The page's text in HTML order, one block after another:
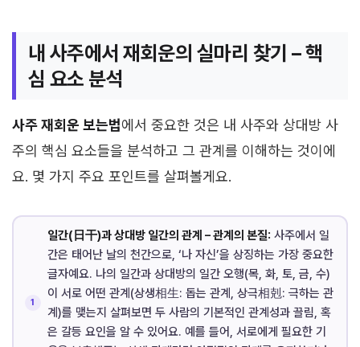
내 사주에서 재회운의 실마리 찾기 – 핵
심 요소 분석
사주 재회운 보는법에서 중요한 것은 내 사주와 상대방 사
주의 핵심 요소들을 분석하고 그 관계를 이해하는 것이에
요. 몇 가지 주요 포인트를 살펴볼게요.
일간(日干)과 상대방 일간의 관계 – 관계의 본질: 사주에서 일
간은 태어난 날의 천간으로, ‘나 자신’을 상징하는 가장 중요한
글자예요. 나의 일간과 상대방의 일간 오행(목, 화, 토, 금, 수)
이 서로 어떤 관계(상생相生: 돕는 관계, 상극相剋: 극하는 관
계)를 맺는지 살펴보면 두 사람의 기본적인 관계성과 끌림, 혹
은 갈등 요인을 알 수 있어요. 예를 들어, 서로에게 필요한 기